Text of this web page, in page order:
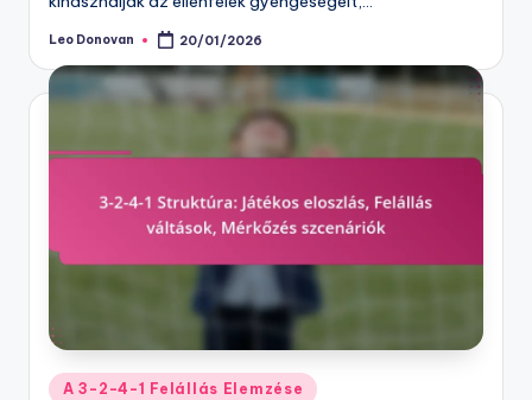
Posted
Leo Donovan 20/01/2026
Posted
A 3-2-4-1 Felállás Elemzése